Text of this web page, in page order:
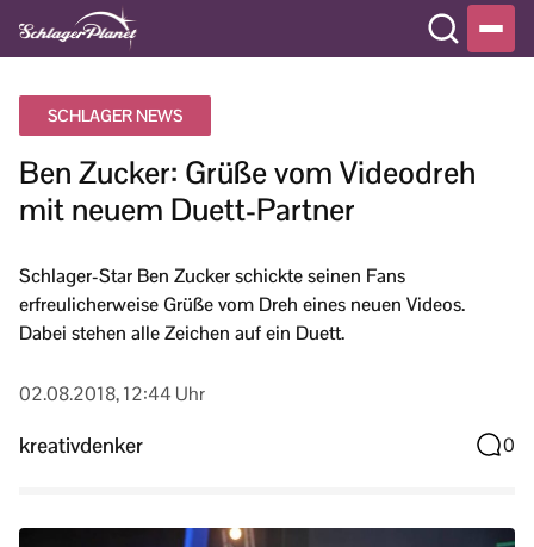
SCHLAGER NEWS
Ben Zucker: Grüße vom Videodreh
mit neuem Duett-Partner
Schlager-Star Ben Zucker schickte seinen Fans
erfreulicherweise Grüße vom Dreh eines neuen Videos.
Dabei stehen alle Zeichen auf ein Duett.
02.08.2018, 12:44 Uhr
kreativdenker 0